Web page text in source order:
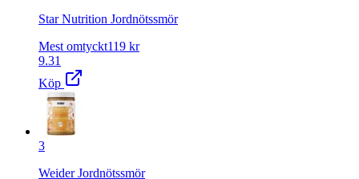
Star Nutrition Jordnötssmör
Mest omtyckt119 kr
9.31
Köp
3
Weider Jordnötssmör